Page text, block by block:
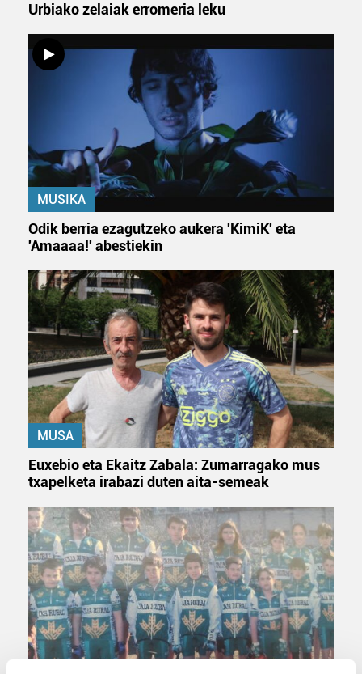
Urbiako zelaiak erromeria leku
MUSIKA
Odik berria ezagutzeko aukera 'KimiK' eta
'Amaaaa!' abestiekin
MUSA
Euxebio eta Ekaitz Zabala: Zumarragako mus
txapelketa irabazi duten aita-semeak